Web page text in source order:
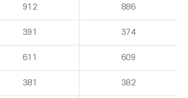
912 886
391 374
611 609
381 382